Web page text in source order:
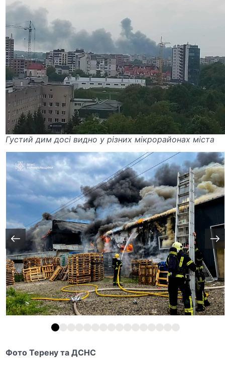
Густий дим досі видно у різних мікрорайонах міста
Фото Терену та ДСНС